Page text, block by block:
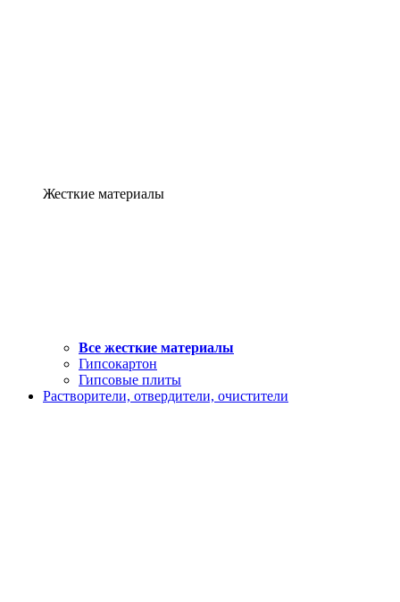
Жесткие материалы
Все жесткие материалы
Гипсокартон
Гипсовые плиты
Растворители, отвердители, очистители